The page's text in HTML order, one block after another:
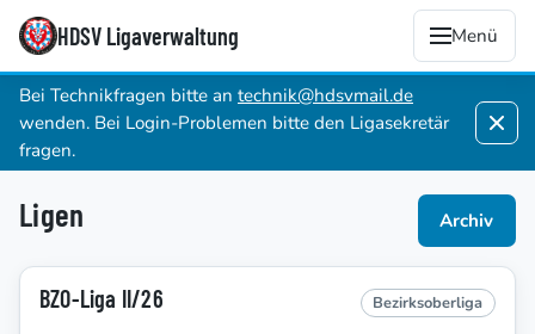
HDSV Ligaverwaltung Menü
Bei Technikfragen bitte an technik@hdsvmail.de
wenden. Bei Login-Problemen bitte den Ligasekretär
fragen.
Ligen Archiv
BZO-Liga II/26 Bezirksoberliga